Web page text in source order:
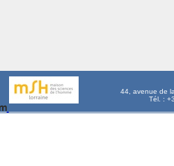
44, avenue de
Tél. :